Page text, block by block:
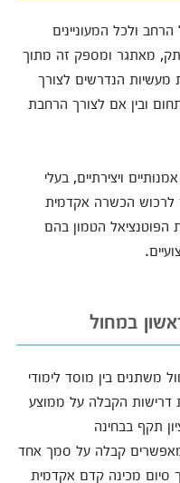
ולכל המעוניינים
מאתגר ומספק זה מתוך
מעשיות הנדרשים לצורך
ובין אם לצורך הרחבת
ויצירתיים, בעלי
לרכוש הכשרה אקדמית
הטמון בהם
במחול
משתנים בין מוסד לימודי
הקבלה על ממוצע
תקף בבחינה
קבלה על סמך אחד
סיום מכינה קדם אקדמית